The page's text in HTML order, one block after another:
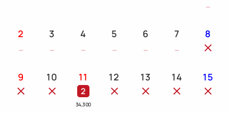
車 ：約15分（当館より 約4.5km 県道733号
経由）
路線バス：
箱根登山バス 桃源台「仙石案内所」経由 観光施設
2 3 4 5 6 7 8
9 10 11
2
34,300
12 13 14 15